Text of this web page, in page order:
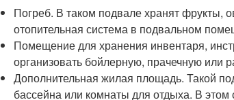
Погреб. В таком подвале хранят фрукты,
отопительная система в подвальном
Помещение для хранения инвентаря,
организовать бойлерную, прачечную или
Дополнительная жилая площадь. Такой
бассейна или комнаты для отдыха. В